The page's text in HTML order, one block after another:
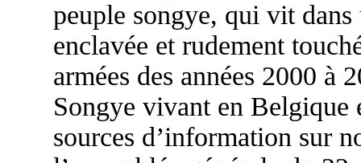
peuple songye, qui vit
enclavée et rudement
armées des années 2000 à
Songye vivant en Belgique
sources d’information sur